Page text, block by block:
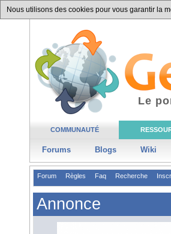
Nous utilisons des cookies pour vous garantir la
COMMUNAUTÉ
Forums Blogs Wiki
Le
Forum Règles Faq Recherche
Annonce